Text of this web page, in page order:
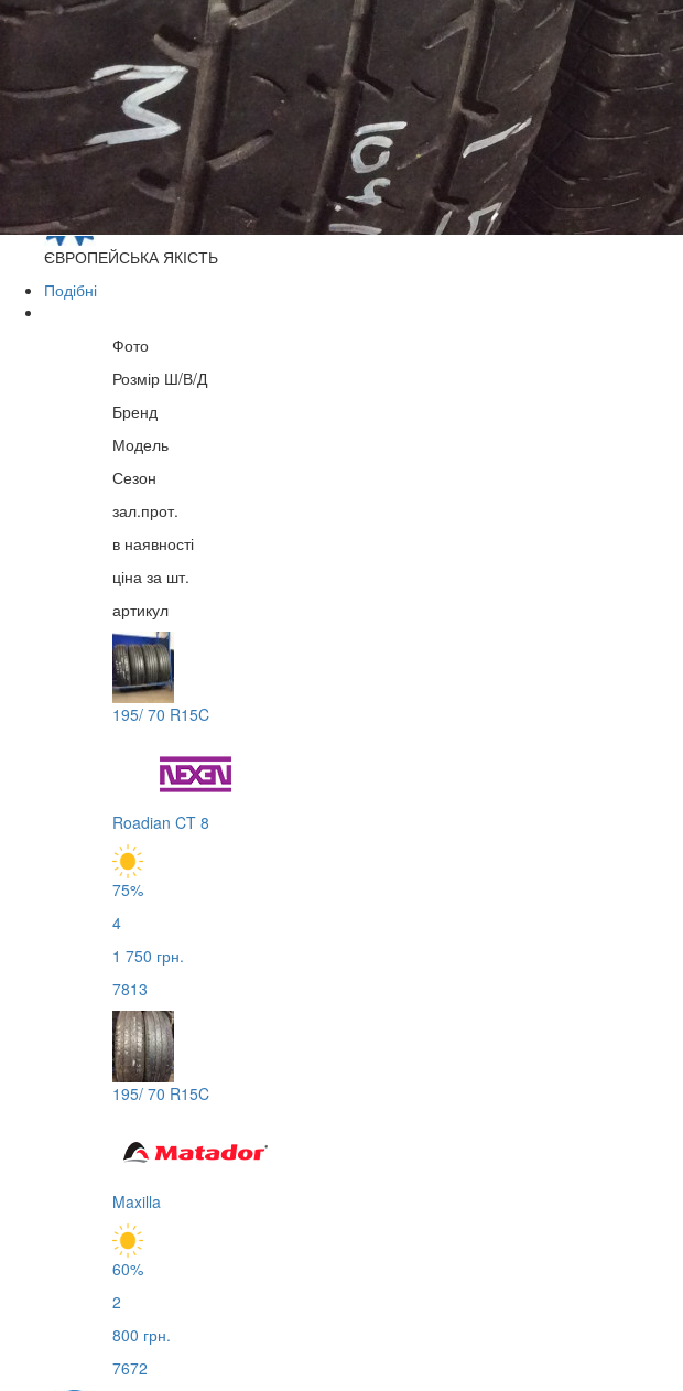
ДОСТАВКА ПО УКРАЇНІ "НОВА ПОШТА"
НА ШИНОМОНТАЖ
ЄВРОПЕЙСЬКА ЯКІСТЬ
Подібні
Фото
Розмір Ш/В/Д
Бренд
Модель
Сезон
зал.прот.
в наявності
ціна за шт.
артикул
195/ 70 R15C
Roadian CT 8
75%
4
1 750 грн.
7813
195/ 70 R15C
Maxilla
60%
2
800 грн.
7672